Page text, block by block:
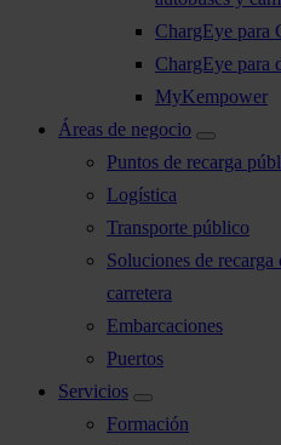
ChargEye para
ChargEye para
MyKempower
Áreas de negocio
Puntos de recarga
Logística
Transporte público
Soluciones de
carretera
Embarcaciones
Puertos
Servicios
Formación